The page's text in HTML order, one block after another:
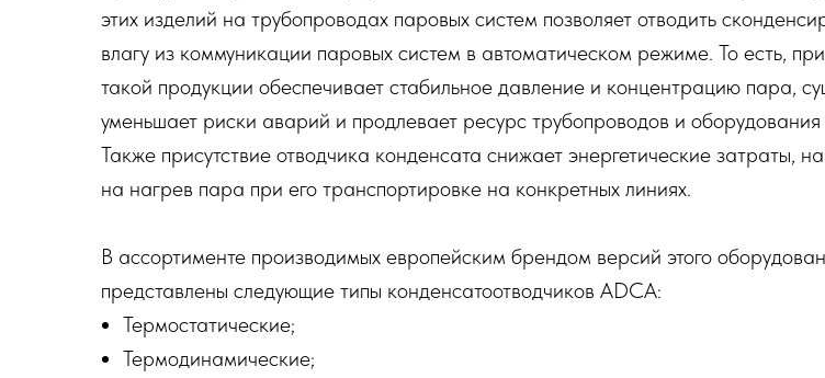
этих изделий на трубопроводах паровых систем позволяет отводить
влагу из коммуникации паровых систем в автоматическом режиме. То есть,
такой продукции обеспечивает стабильное давление и концентрацию пара,
уменьшает риски аварий и продлевает ресурс трубопроводов и
Также присутствие отводчика конденсата снижает энергетические затраты,
на нагрев пара при его транспортировке на конкретных линиях.
В ассортименте производимых европейским брендом версий этого
представлены следующие типы конденсатоотводчиков ADCA:
Термостатические;
Термодинамические;